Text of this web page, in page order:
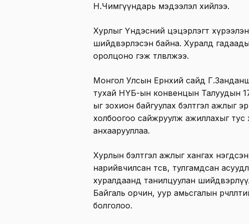
Н.Чимгүүндарь мэдээлэл хийлээ.
Хурлыг Үндэсний цэцэрлэгт
шийдвэрлэсэн байна. Хуралд гадаадын
оролцоно гэж төлөвлөжээ.
Монгол Улсын Ерөнхий сайд
тухай НҮБ-ын конвенцын Талуудын
ыг зохион байгуулах бэлтгэл ажлыг
холбоогоо сайжруулж ажиллахыг
анхаарууллаа.
Хурлын бэлтгэл ажлыг хангах
нарийвчилсан төсөв, тулгамдсан
хуралдаанд танилцуулан
Байгаль орчин, уур амьсгалын
болголоо.